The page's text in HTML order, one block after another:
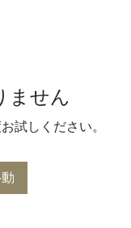
ません
試しください。